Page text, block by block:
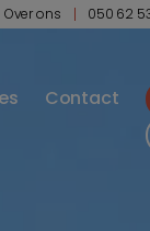
Over ons 050 62
Contact